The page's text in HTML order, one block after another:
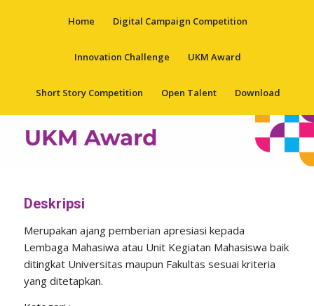
Home Digital Campaign Competition
Innovation Challenge UKM Award
Short Story Competition Open Talent Download
Deskripsi
Merupakan ajang pemberian apresiasi kepada
Lembaga Mahasiwa atau Unit Kegiatan Mahasiswa baik
ditingkat Universitas maupun Fakultas sesuai kriteria
yang ditetapkan.